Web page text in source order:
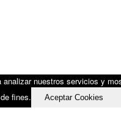
nuestros servicios y
fines.
Aceptar Cookies